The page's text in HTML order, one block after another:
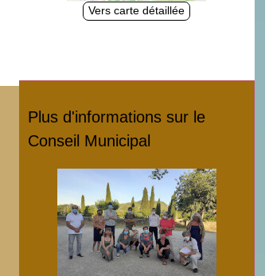
Vers carte détaillée
Plus d'informations sur le
Conseil Municipal